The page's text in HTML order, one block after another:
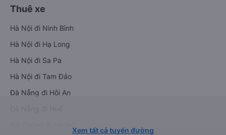
Thuê xe
Hà Nội đi Ninh Bình
Hà Nội đi Hạ Long
Hà Nội đi Sa Pa
Hà Nội đi Tam Đảo
Đà Nẵng đi Hội An
Xem tất cả tuyến đường